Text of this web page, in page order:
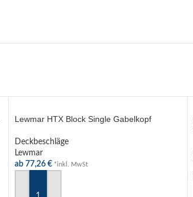
Lewmar HTX Block Single Gabelkopf
Deckbeschläge
Lewmar
ab 77,26 € *inkl. MwSt